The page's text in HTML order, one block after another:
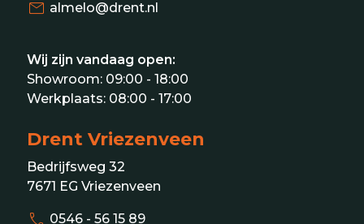
mail almelo@drent.nl
Wij zijn vandaag open:
Showroom: 09:00 - 18:00
Werkplaats: 08:00 - 17:00
Drent Vriezenveen
Bedrijfsweg 32
7671 EG Vriezenveen
0546 - 56 15 89